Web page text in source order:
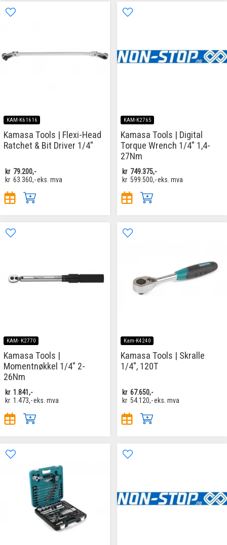
KAM-K61616
Kamasa Tools | Flexi-Head
Ratchet & Bit Driver 1/4"
kr 79.200,-
kr 63.360,-eks. mva
KAM-K2765
Kamasa Tools | Digital
Torque Wrench 1/4" 1,4-
27Nm
kr 749.375,-
kr 599.500,-eks. mva
KAM- K2770
Kamasa Tools |
Momentnøkkel 1/4" 2-
26Nm
kr 1.841,-
kr 1.473,-eks. mva
Kam-K4240
Kamasa Tools | Skralle
1/4", 120T
kr 67.650,-
kr 54.120,-eks. mva